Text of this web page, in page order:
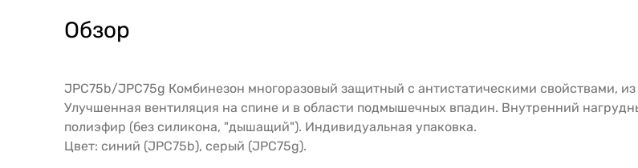
Обзор
JPC75b/JPC75g Комбинезон многоразовый защитный с антистатическими свойствами,
Улучшенная вентиляция на спине и в области подмышечных впадин. Внутренний
полиэфир (без силикона, "дышащий"). Индивидуальная упаковка.
Цвет: синий (JPC75b), серый (JPC75g).